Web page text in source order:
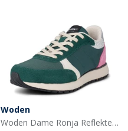
Woden
Woden Dame Ronja Reflekterende Sneakers 139 Dyb Skov